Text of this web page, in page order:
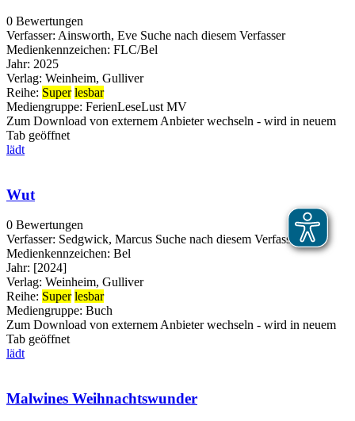
0 Bewertungen
Verfasser: Ainsworth, Eve Suche nach diesem Verfasser
Medienkennzeichen: FLC/Bel
Jahr: 2025
Verlag: Weinheim, Gulliver
Reihe: Super lesbar
Mediengruppe: FerienLeseLust MV
Zum Download von externem Anbieter wechseln - wird in neuem
Tab geöffnet
lädt
Wut
0 Bewertungen
Verfasser: Sedgwick, Marcus Suche nach diesem Verfasser
Medienkennzeichen: Bel
Jahr: [2024]
Verlag: Weinheim, Gulliver
Reihe: Super lesbar
Mediengruppe: Buch
Zum Download von externem Anbieter wechseln - wird in neuem
Tab geöffnet
lädt
Malwines Weihnachtswunder